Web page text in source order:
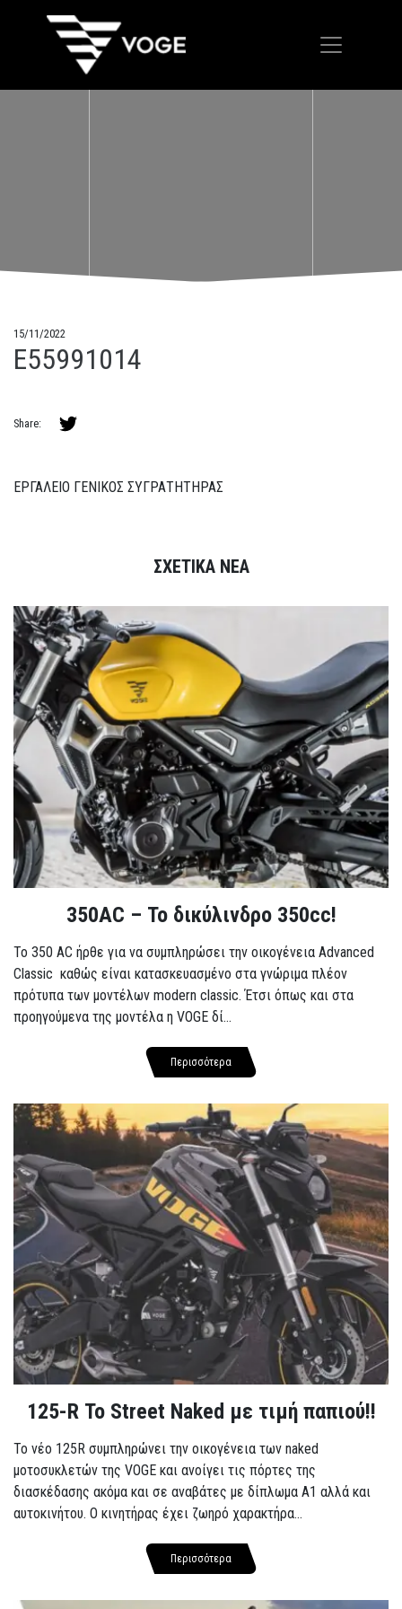
15/11/2022
E55991014
Share:
ΕΡΓΑΛΕΙΟ ΓΕΝΙΚΟΣ ΣΥΓΡΑΤΗΤΗΡΑΣ
ΣΧΕΤΙΚΑ ΝΕΑ
350AC – Το δικύλινδρο 350cc!
To 350 AC ήρθε για να συμπληρώσει την οικογένεια Advanced
Classic καθώς είναι κατασκευασμένο στα γνώριμα πλέον
πρότυπα των μοντέλων modern classic. Έτσι όπως και στα
προηγούμενα της μοντέλα η VOGE δί...
Περισσότερα
125-R Το Street Naked με τιμή παπιού!!
Το νέο 125R συμπληρώνει την οικογένεια των naked
μοτοσυκλετών της VOGE και ανοίγει τις πόρτες της
διασκέδασης ακόμα και σε αναβάτες με δίπλωμα A1 αλλά και
αυτοκινήτου. Ο κινητήρας έχει ζωηρό χαρακτήρα...
Περισσότερα